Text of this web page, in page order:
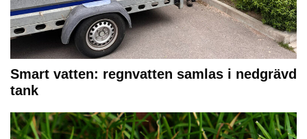
Smart vatten: regnvatten samlas i nedgrävd
tank